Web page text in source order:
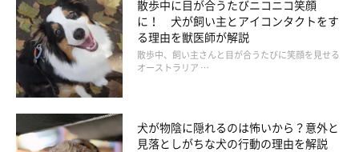
いぬのきもち投稿写真ギャラリー
犬の遠吠えは、シベリアン・ハスキーやアラスカン・マラミュー
トなどの原種に近い犬種やビーグルなどの狩猟犬にみられやすい
といわれています。
犬の遠吠えが起こりやすい状況としては、留守番中であったり、
散歩中に目が合うたびニコニコ笑顔
に！ 犬が飼い主とアイコンタクトをす
る理由を獣医師が解説
散歩中、飼い主さんと目が合うたびに笑顔を見せる
オーストラリア …
犬が物陰に隠れるのは怖いから？意外と
見落としがちな犬の行動の理由を解説